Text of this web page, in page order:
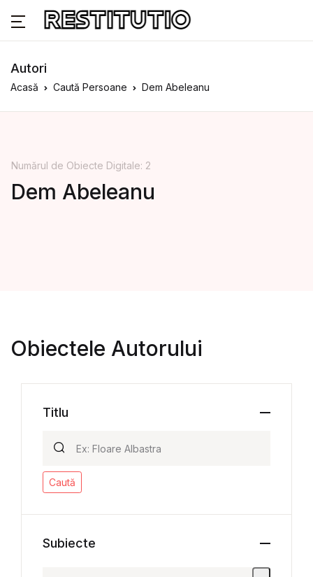
Autori
Acasă Caută Persoane Dem Abeleanu
Numărul de Obiecte Digitale: 2
Dem Abeleanu
Obiectele Autorului
Titlu
Caută
Subiecte